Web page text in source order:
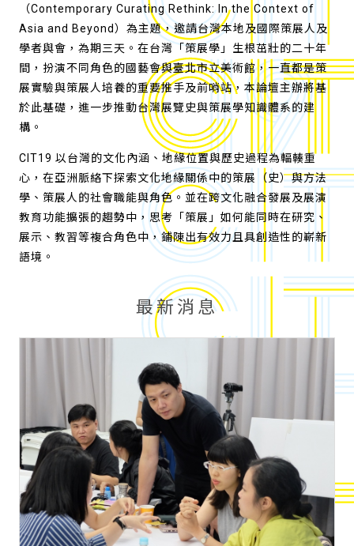
（Contemporary Curating Rethink: In the Context of
Asia and Beyond）為主題，邀請台灣本地及國際策展人及
學者與會，為期三天。在台灣「策展學」生根茁壯的二十年
間，扮演不同角色的國藝會與臺北市立美術館，一直都是策
展實驗與策展人培養的重要推手及前哨站，本論壇主辦將基
於此基礎，進一步推動台灣展覽史與策展學知識體系的建
構。
CIT19 以台灣的文化內涵、地緣位置與歷史過程為輻輳重
心，在亞洲脈絡下探索文化地緣關係中的策展（史）與方法
學、策展人的社會職能與角色。並在跨文化融合發展及展演
教育功能擴張的趨勢中，思考「策展」如何能同時在研究、
展示、教習等複合角色中，鋪陳出有效力且具創造性的嶄新
語境。
最新消息